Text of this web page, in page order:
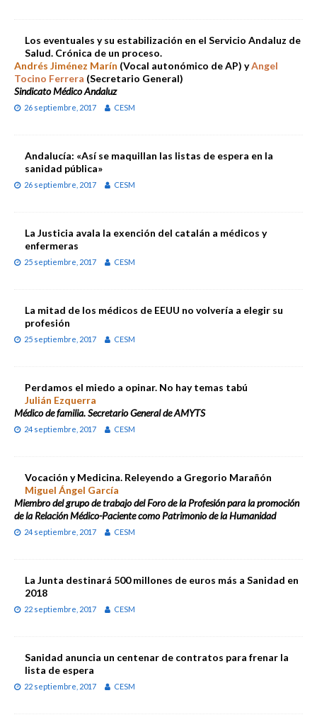
Los eventuales y su estabilización en el Servicio Andaluz de
Salud. Crónica de un proceso.
Andrés Jiménez Marín (Vocal autonómico de AP) yAngel
Tocino Ferrera (Secretario General)
Sindicato Médico Andaluz
26 septiembre, 2017 CESM
Andalucía: «Así se maquillan las listas de espera en la
sanidad pública»
26 septiembre, 2017 CESM
La Justicia avala la exención del catalán a médicos y
enfermeras
25 septiembre, 2017 CESM
La mitad de los médicos de EEUU no volvería a elegir su
profesión
25 septiembre, 2017 CESM
Perdamos el miedo a opinar. No hay temas tabú
Julián Ezquerra
Médico de familia. Secretario General de AMYTS
24 septiembre, 2017 CESM
Vocación y Medicina. Releyendo a Gregorio Marañón
Miguel Ángel García
Miembro del grupo de trabajo del Foro de la Profesión para la promoción
de la Relación Médico-Paciente como Patrimonio de la Humanidad
24 septiembre, 2017 CESM
La Junta destinará 500 millones de euros más a Sanidad en
2018
22 septiembre, 2017 CESM
Sanidad anuncia un centenar de contratos para frenar la
lista de espera
22 septiembre, 2017 CESM